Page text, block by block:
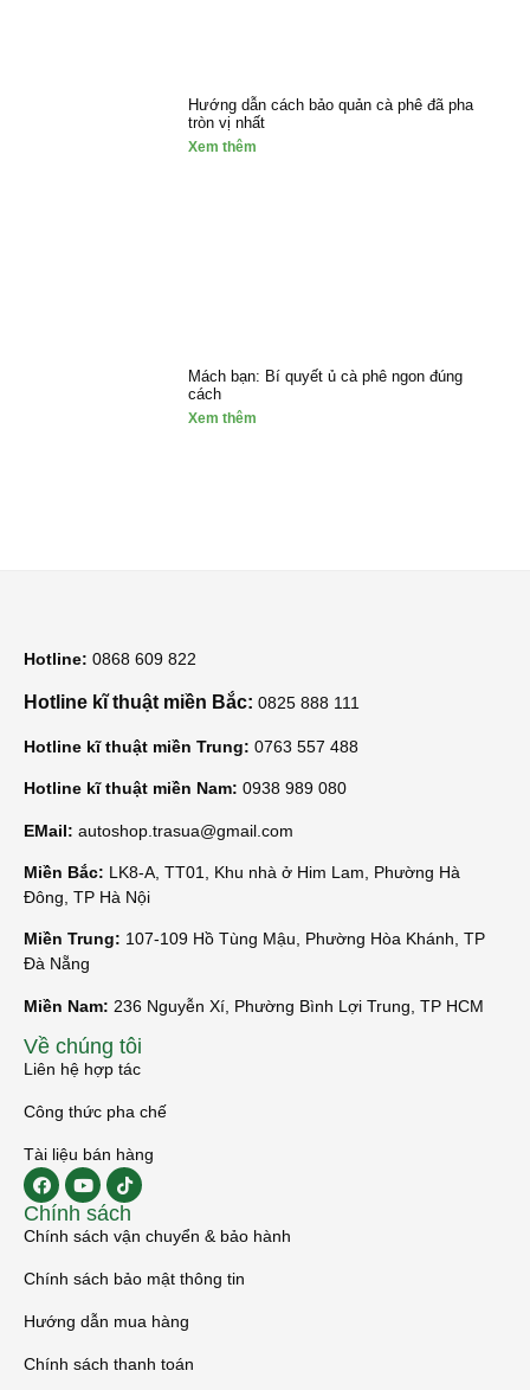
Hướng dẫn cách bảo quản cà phê đã pha
tròn vị nhất
Xem thêm
Mách bạn: Bí quyết ủ cà phê ngon đúng
cách
Xem thêm
Hotline: 0868 609 822
Hotline kĩ thuật miền Bắc: 0825 888 111
Hotline kĩ thuật miền Trung: 0763 557 488
Hotline kĩ thuật miền Nam: 0938 989 080
EMail: autoshop.trasua@gmail.com
Miền Bắc: LK8-A, TT01, Khu nhà ở Him Lam, Phường Hà
Đông, TP Hà Nội
Miền Trung: 107-109 Hồ Tùng Mậu, Phường Hòa Khánh, TP
Đà Nẵng
Miền Nam: 236 Nguyễn Xí, Phường Bình Lợi Trung, TP HCM
Về chúng tôi
Liên hệ hợp tác
Công thức pha chế
Tài liệu bán hàng
Chính sách
Chính sách vận chuyển & bảo hành
Chính sách bảo mật thông tin
Hướng dẫn mua hàng
Chính sách thanh toán